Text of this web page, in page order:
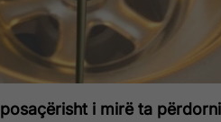
i mirë ta